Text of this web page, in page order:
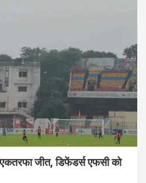
जीत, डिफेंडर्स एफसी को